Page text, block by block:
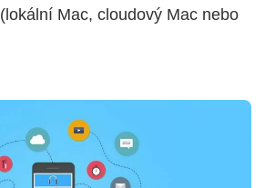
(lokální Mac, cloudový Mac nebo